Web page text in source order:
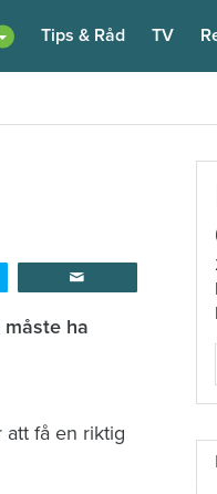
Tips & Råd TV
bostad"
ha
att få en riktig